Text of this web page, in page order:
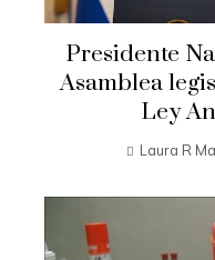
Presidente
Asamblea
Ley
Laura R